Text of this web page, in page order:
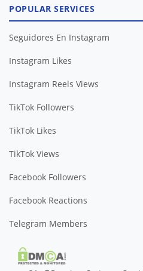
POPULAR SERVICES
Seguidores En Instagram
Instagram Likes
Instagram Reels Views
TikTok Followers
TikTok Likes
TikTok Views
Facebook Followers
Facebook Reactions
Telegram Members